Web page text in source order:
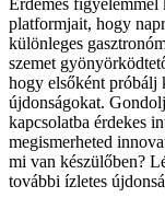
platformjait, hogy
különleges
szemet
hogy elsőként próbálj
újdonságokat.
kapcsolatba érdekes
megismerheted
mi van készülőben?
további ízletes